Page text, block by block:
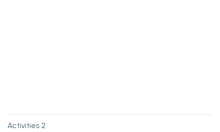
Activities 2